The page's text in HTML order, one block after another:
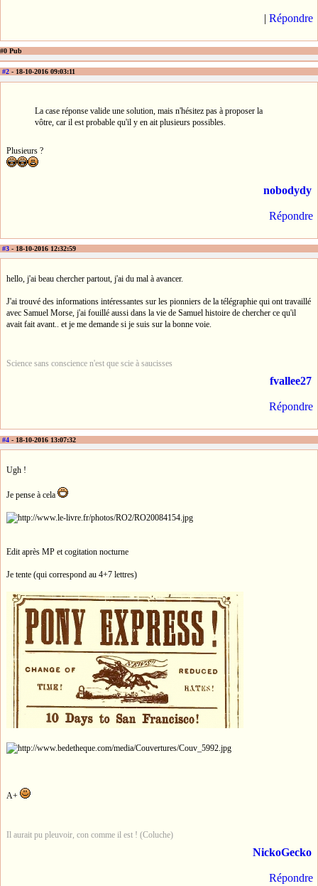
| Répondre
#0 Pub
#2 - 18-10-2016 09:03:11
La case réponse valide une solution, mais n'hésitez pas à proposer la
vôtre, car il est probable qu'il y en ait plusieurs possibles.
Plusieurs ?
nobodydy
Répondre
#3 - 18-10-2016 12:32:59
hello, j'ai beau chercher partout, j'ai du mal à avancer.
J'ai trouvé des informations intéressantes sur les pionniers de la télégraphie qui ont travaillé
avec Samuel Morse, j'ai fouillé aussi dans la vie de Samuel histoire de chercher ce qu'il
avait fait avant.. et je me demande si je suis sur la bonne voie.
Science sans conscience n'est que scie à saucisses
fvallee27
Répondre
#4 - 18-10-2016 13:07:32
Ugh !
Je pense à cela
Edit après MP et cogitation nocturne
Je tente (qui correspond au 4+7 lettres)
A+
Il aurait pu pleuvoir, con comme il est ! (Coluche)
NickoGecko
Répondre